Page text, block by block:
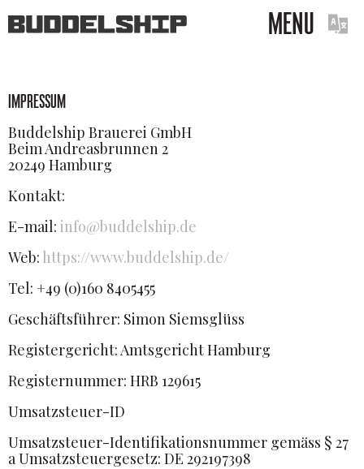
MENU
IMPRESSUM
Buddelship Brauerei GmbH
Beim Andreasbrunnen 2
20249 Hamburg
Kontakt:
E-mail: info@buddelship.de
Web: https://www.buddelship.de/
Tel: +49 (0)160 8405455
Geschäftsführer: Simon Siemsglüss
Registergericht: Amtsgericht Hamburg
Registernummer: HRB 129615
Umsatzsteuer-ID
Umsatzsteuer-Identifikationsnummer gemäss § 27
a Umsatzsteuergesetz: DE 292197398